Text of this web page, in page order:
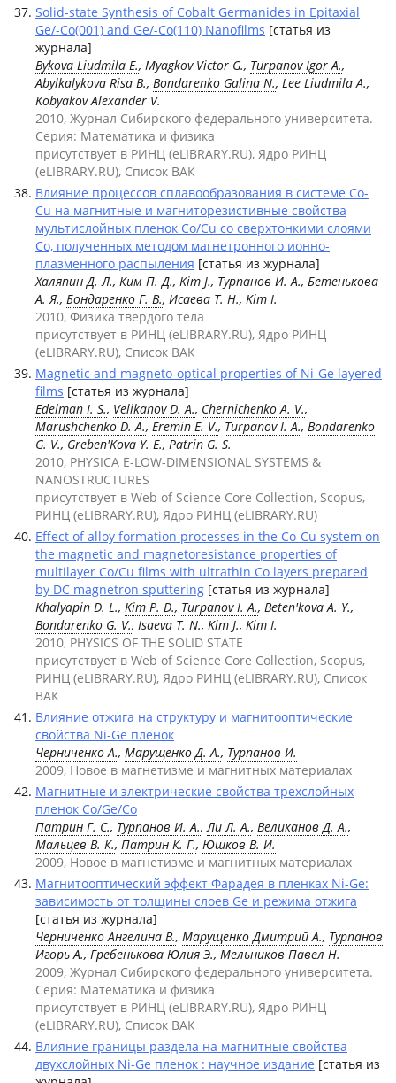
Solid-state Synthesis of Cobalt Germanides in Epitaxial
Ge/-Co(001) and Ge/-Co(110) Nanofilms [статья из
журнала]
Bykova Liudmila E., Myagkov Victor G., Turpanov Igor A.,
Abylkalykova Risa B., Bondarenko Galina N., Lee Liudmila A.,
Kobyakov Alexander V.
2010, Журнал Сибирского федерального университета.
Серия: Математика и физика
присутствует в РИНЦ (eLIBRARY.RU), Ядро РИНЦ
(eLIBRARY.RU), Список ВАК
Влияние процессов сплавообразования в системе Co-
Cu на магнитные и магниторезистивные свойства
мультислойных пленок Co/Cu со сверхтонкими слоями
Co, полученных методом магнетронного ионно-
плазменного распыления [статья из журнала]
Халяпин Д. Л., Ким П. Д., Kim J., Турпанов И. А., Бетенькова
А. Я., Бондаренко Г. В., Исаева Т. Н., Kim I.
2010, Физика твердого тела
присутствует в РИНЦ (eLIBRARY.RU), Ядро РИНЦ
(eLIBRARY.RU), Список ВАК
Magnetic and magneto-optical properties of Ni-Ge layered
films [статья из журнала]
Edelman I. S., Velikanov D. A., Chernichenko A. V.,
Marushchenko D. A., Eremin E. V., Turpanov I. A., Bondarenko
G. V., Greben'Kova Y. E., Patrin G. S.
2010, PHYSICA E-LOW-DIMENSIONAL SYSTEMS &
NANOSTRUCTURES
присутствует в Web of Science Core Collection, Scopus,
РИНЦ (eLIBRARY.RU), Ядро РИНЦ (eLIBRARY.RU)
Effect of alloy formation processes in the Co-Cu system on
the magnetic and magnetoresistance properties of
multilayer Co/Cu films with ultrathin Co layers prepared
by DC magnetron sputtering [статья из журнала]
Khalyapin D. L., Kim P. D., Turpanov I. A., Beten'kova A. Y.,
Bondarenko G. V., Isaeva T. N., Kim J., Kim I.
2010, PHYSICS OF THE SOLID STATE
присутствует в Web of Science Core Collection, Scopus,
РИНЦ (eLIBRARY.RU), Ядро РИНЦ (eLIBRARY.RU), Список
ВАК
Влияние отжига на структуру и магнитооптические
свойства Ni-Ge пленок
Черниченко А., Марущенко Д. А., Турпанов И.
2009, Новое в магнетизме и магнитных материалах
Магнитные и электрические свойства трехслойных
пленок Co/Ge/Co
Патрин Г. С., Турпанов И. А.,Ли Л. А., Великанов Д. А.,
Мальцев В. К., Патрин К. Г., Юшков В. И.
2009, Новое в магнетизме и магнитных материалах
Магнитооптический эффект Фарадея в пленках Ni-Ge:
зависимость от толщины слоев Ge и режима отжига
[статья из журнала]
Черниченко Ангелина В., Марущенко Дмитрий А., Турпанов
Игорь А., Гребенькова Юлия Э., Мельников Павел Н.
2009, Журнал Сибирского федерального университета.
Серия: Математика и физика
присутствует в РИНЦ (eLIBRARY.RU), Ядро РИНЦ
(eLIBRARY.RU), Список ВАК
Влияние границы раздела на магнитные свойства
двухслойных Ni-Ge пленок : научное издание [статья из